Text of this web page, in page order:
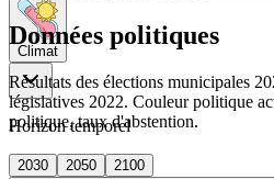
Climat
Horizon temporel
2030 2050
2100
Données politiques
Résultats des élections municipales
législatives 2022. Couleur politique
politique, taux d'abstention.